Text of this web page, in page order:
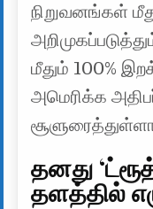
நிறுவனங்கள்
மீதும் 100%
அமெரிக்க
தனது
தளத்தில்